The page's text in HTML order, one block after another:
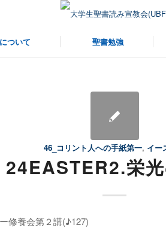
ついて 聖書勉強
46_コリント人への手紙第一, イー
24EASTER2.栄
修養会第２講(♪127)